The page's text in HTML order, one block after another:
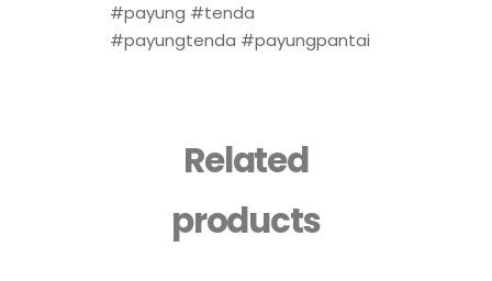
#payung #tenda
#payungtenda #payungpantai
Related
products